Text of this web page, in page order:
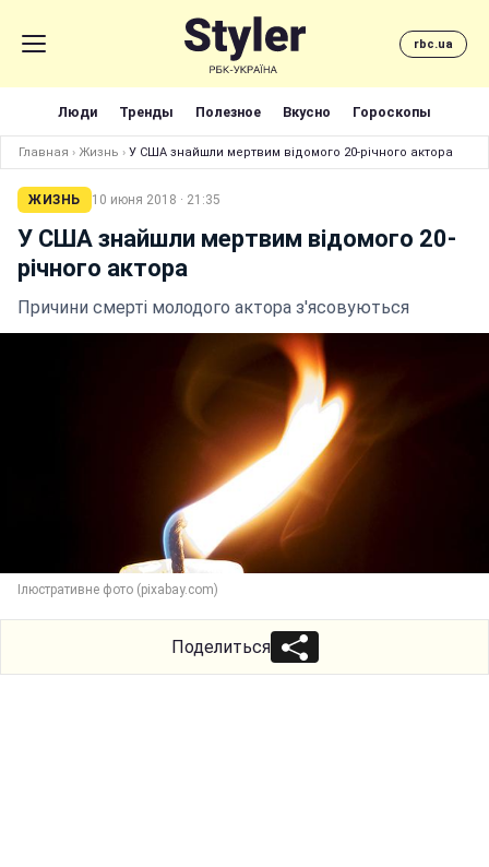
rbc.ua
Люди Тренды Полезное Вкусно Гороскопы
Главная › Жизнь › У США знайшли мертвим відомого 20-річного актора
ЖИЗНЬ 10 июня 2018 · 21:35
У США знайшли мертвим відомого 20-
річного актора
Причини смерті молодого актора з'ясовуються
Ілюстративне фото (pixabay.com)
Поделиться